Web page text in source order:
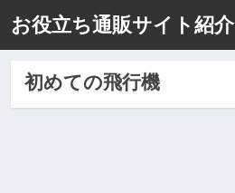
お役立ち通販サイト紹介
初めての飛行機